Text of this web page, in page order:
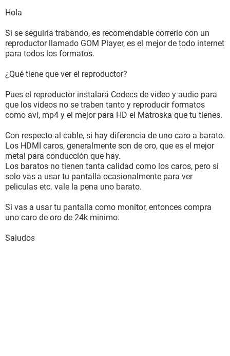
Hola
Si se seguiría trabando, es recomendable correrlo con un
reproductor llamado GOM Player, es el mejor de todo internet
para todos los formatos.
¿Qué tiene que ver el reproductor?
Pues el reproductor instalará Codecs de video y audio para
que los videos no se traben tanto y reproducir formatos
como avi, mp4 y el mejor para HD el Matroska que tu tienes.
Con respecto al cable, si hay diferencia de uno caro a barato.
Los HDMI caros, generalmente son de oro, que es el mejor
metal para conducción que hay.
Los baratos no tienen tanta calidad como los caros, pero si
solo vas a usar tu pantalla ocasionalmente para ver
peliculas etc. vale la pena uno barato.
Si vas a usar tu pantalla como monitor, entonces compra
uno caro de oro de 24k minimo.
Saludos